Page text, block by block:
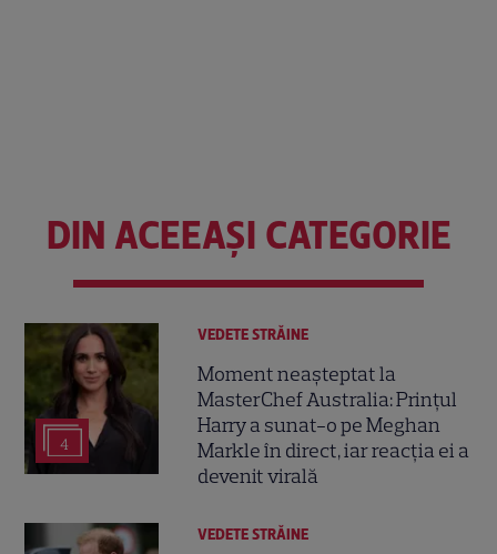
DIN ACEEAȘI CATEGORIE
4
VEDETE STRĂINE
Moment neașteptat la
MasterChef Australia: Prințul
Harry a sunat-o pe Meghan
Markle în direct, iar reacția ei a
devenit virală
VEDETE STRĂINE